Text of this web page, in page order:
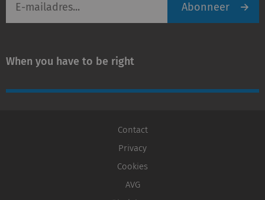
mailadres
Abonneer
When you have to be right
Contact
Privacy
Cookies
AVG